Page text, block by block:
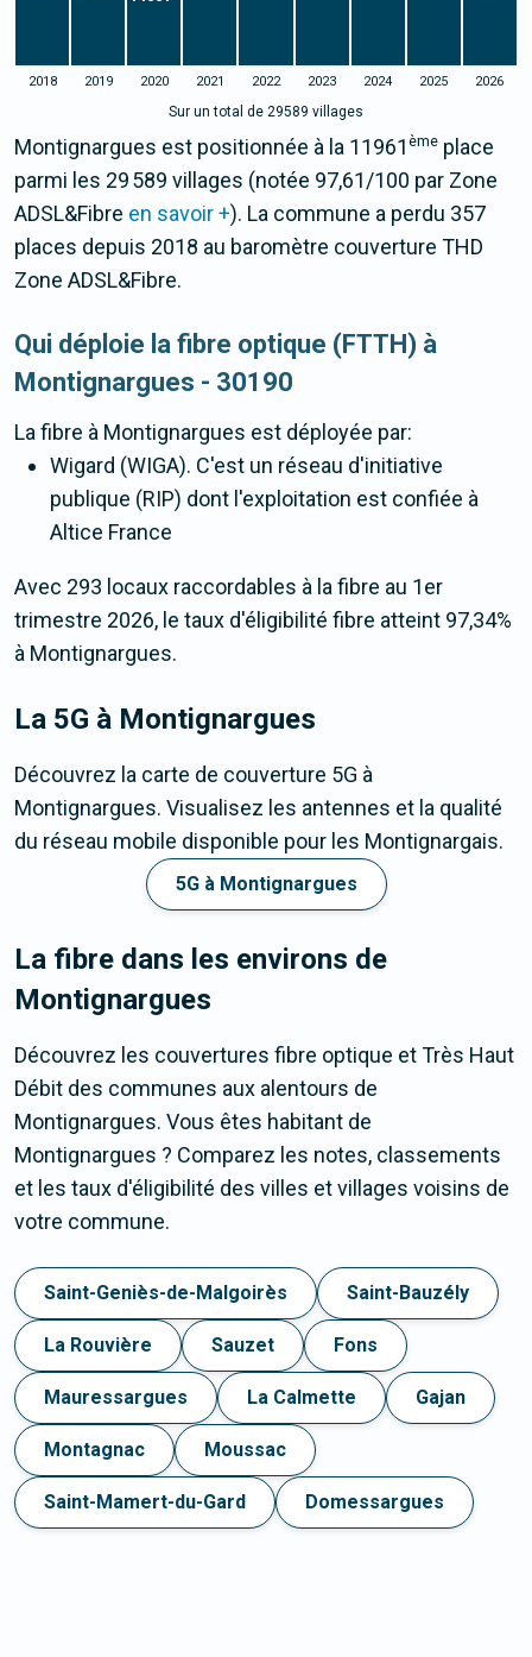
2018 2019 2020 2021 2022 2023 2024 2025 2026
Sur un total de 29589 villages
Montignargues est positionnée à la 11961 ème place
parmi les 29 589 villages (notée 97,61/100 par Zone
ADSL&Fibre en savoir +). La commune a perdu 357
places depuis 2018 au baromètre couverture THD
Zone ADSL&Fibre.
Qui déploie la fibre optique (FTTH) à
Montignargues - 30190
La fibre à Montignargues est déployée par:
Wigard (WIGA). C'est un réseau d'initiative
publique (RIP) dont l'exploitation est confiée à
Altice France
Avec 293 locaux raccordables à la fibre au 1er
trimestre 2026, le taux d'éligibilité fibre atteint 97,34%
à Montignargues.
La 5G à Montignargues
Découvrez la carte de couverture 5G à
Montignargues. Visualisez les antennes et la qualité
du réseau mobile disponible pour les Montignargais.
5G à Montignargues
La fibre dans les environs de
Montignargues
Découvrez les couvertures fibre optique et Très Haut
Débit des communes aux alentours de
Montignargues. Vous êtes habitant de
Montignargues ? Comparez les notes, classements
et les taux d'éligibilité des villes et villages voisins de
votre commune.
Saint-Geniès-de-Malgoirès Saint-Bauzély
La Rouvière Sauzet Fons
Mauressargues La Calmette Gajan
Montagnac Moussac
Saint-Mamert-du-Gard Domessargues